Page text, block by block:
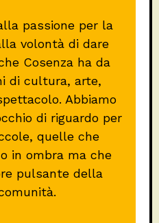
passione per la
volontà di dare
Cosenza ha da
di cultura, arte,
Abbiamo
di riguardo per
quelle che
in ombra ma che
pulsante della